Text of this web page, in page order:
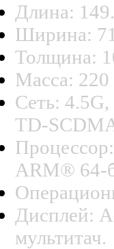
Длина:
Ширина:
Толщина:
Масса: 220
Сеть:
TD-
ARM® 64-
Дисплей:
мультитач.